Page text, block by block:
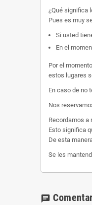
¿Qué significa
Pues es muy
Si usted
En el
Por el
estos lugares
En caso de no
Nos
Recordamos a
Esto significa
De esta
Se les
chat